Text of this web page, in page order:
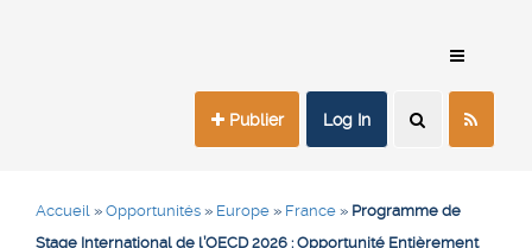
Publier Log In
Accueil » Opportunités » Europe » France » Programme de
Stage International de l’OECD 2026 : Opportunité Entièrement